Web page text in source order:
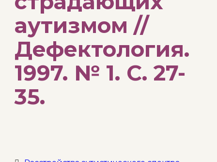
аутизмом //
Дефектология.
1997. № 1. С. 27-
35.